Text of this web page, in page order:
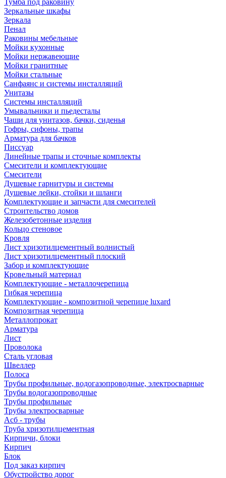
Тумба под раковину
Зеркальные шкафы
Зеркала
Пенал
Раковины мебельные
Мойки кухонные
Мойки нержавеющие
Мойки гранитные
Мойки стальные
Санфаянс и системы инсталляций
Унитазы
Системы инсталляций
Умывальники и пьедесталы
Чаши для унитазов, бачки, сиденья
Гофры, сифоны, трапы
Арматура для бачков
Писсуар
Линейные трапы и сточные комплекты
Смесители и комплектующие
Смесители
Душевые гарнитуры и системы
Душевые лейки, стойки и шланги
Комплектующие и запчасти для смесителей
Строительство домов
Железобетонные изделия
Кольцо стеновое
Кровля
Лист хризотилцементный волнистый
Лист хризотилцементный плоский
Забор и комплектующие
Кровельный материал
Комплектующие - металлочерепица
Гибкая черепица
Комплектующие - композитной черепице luxard
Композитная черепица
Металлопрокат
Арматура
Лист
Проволока
Сталь угловая
Швеллер
Полоса
Трубы профильные, водогазопроводные, электросварные
Трубы водогазопроводные
Трубы профильные
Трубы электросварные
Асб - трубы
Труба хризотилцементная
Кирпичи, блоки
Кирпич
Блок
Под заказ кирпич
Обустройство дорог